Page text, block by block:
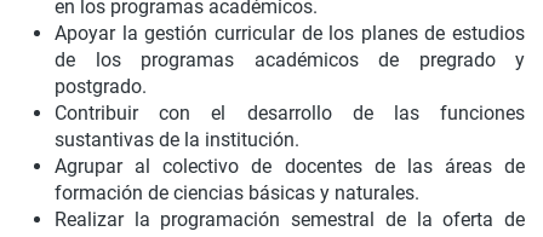
en los programas académicos.
Apoyar la gestión curricular de los planes de estudios
de los programas académicos de pregrado y
postgrado.
Contribuir con el desarrollo de las funciones
sustantivas de la institución.
Agrupar al colectivo de docentes de las áreas de
formación de ciencias básicas y naturales.
Realizar la programación semestral de la oferta de